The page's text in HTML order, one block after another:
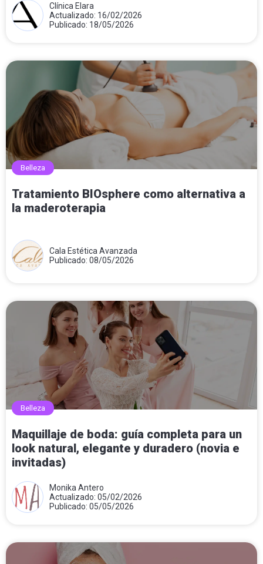
Clínica Elara
Actualizado: 16/02/2026
Publicado: 18/05/2026
Belleza
Tratamiento BIOsphere como alternativa a
la maderoterapia
Cala Estética Avanzada
Publicado: 08/05/2026
Belleza
Maquillaje de boda: guía completa para un
look natural, elegante y duradero (novia e
invitadas)
Monika Antero
Actualizado: 05/02/2026
Publicado: 05/05/2026